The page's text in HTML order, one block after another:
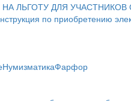
ЛЬГОТУ ДЛЯ УЧАСТНИКОВ
по приобретению
НумизматикаФарфор